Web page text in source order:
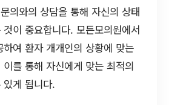
의와의 상담을 통해 자신의 상태
이 중요합니다. 모든모의원에서
여 환자 개개인의 상황에 맞는
를 통해 자신에게 맞는 최적의
게 됩니다.